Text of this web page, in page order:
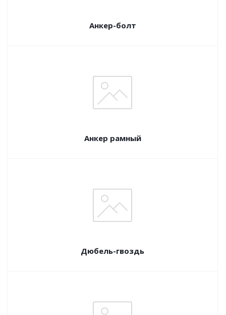
Анкер-болт
Анкер рамный
Дюбель-гвоздь